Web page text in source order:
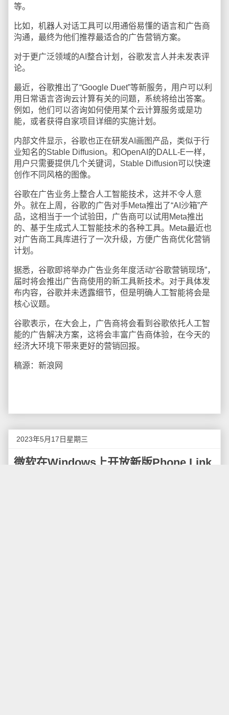
等。
比如，机器人对话工具可以用通俗易懂的语言和广告商
沟通，最终为他们推荐最适合的广告营销方案。
对于更广泛领域的AI整合计划，谷歌发言人并未发表评
论。
最近，谷歌推出了“Google Duet”等新服务，用户可以利
用日常语言咨询云计算有关的问题，系统将给出答案。
例如，他们可以咨询如何使用某个云计算服务或是功
能，或者获得自家项目详细的实施计划。
内部文件显示，谷歌也正在研发AI画图产品，类似于行
业知名的Stable Diffusion。和OpenAI的DALL-E一样，
用户只需要提供几个关键词，Stable Diffusion可以快速
创作不同风格的图像。
谷歌在广告业务上整合人工智能技术，这并不令人意
外。就在上周，谷歌的广告对手Meta推出了“AI沙箱”产
品，这相当于一个试验田，广告商可以试用Meta推出
的、基于生成式人工智能技术的各种工具。Meta最近也
对广告商工具库进行了一次升级，方便广告商优化营销
计划。
据悉，谷歌即将举办广告业务年度活动“谷歌营销现场”，
届时将会推出广告商使用的新工具新技术。对于具体发
布内容，谷歌并未透露细节，但是明确人工智能将会是
核心议题。
谷歌表示，在大会上，广告商将会看到谷歌依托人工智
能的广告解决方案，这将会丰富广告商体验，在今天的
经济大环境下带来更好的营销回报。
稿源：新浪网
2023年5月17日星期三
微软在Windows上开放新版Phone Link